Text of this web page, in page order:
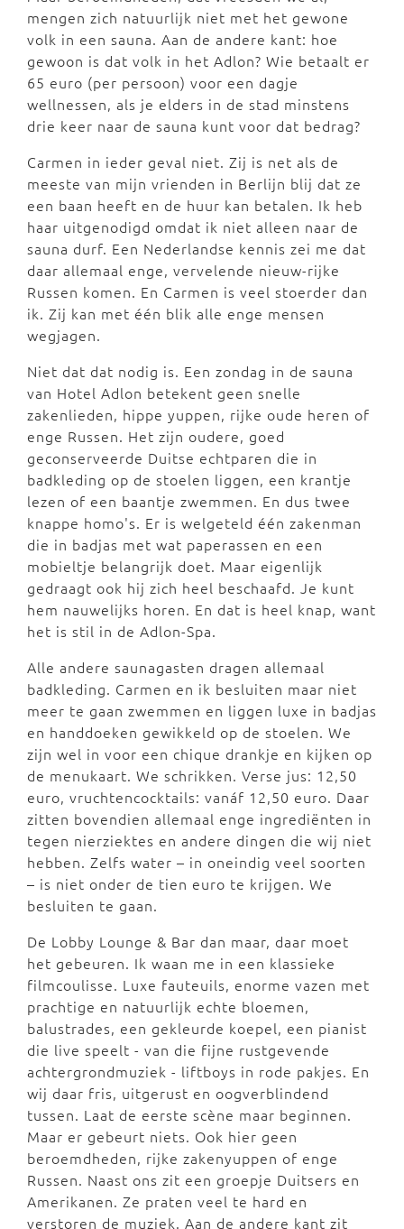
mengen zich natuurlijk niet met het gewone
volk in een sauna. Aan de andere kant: hoe
gewoon is dat volk in het Adlon? Wie betaalt er
65 euro (per persoon) voor een dagje
wellnessen, als je elders in de stad minstens
drie keer naar de sauna kunt voor dat bedrag?
Carmen in ieder geval niet. Zij is net als de
meeste van mijn vrienden in Berlijn blij dat ze
een baan heeft en de huur kan betalen. Ik heb
haar uitgenodigd omdat ik niet alleen naar de
sauna durf. Een Nederlandse kennis zei me dat
daar allemaal enge, vervelende nieuw-rijke
Russen komen. En Carmen is veel stoerder dan
ik. Zij kan met één blik alle enge mensen
wegjagen.
Niet dat dat nodig is. Een zondag in de sauna
van Hotel Adlon betekent geen snelle
zakenlieden, hippe yuppen, rijke oude heren of
enge Russen. Het zijn oudere, goed
geconserveerde Duitse echtparen die in
badkleding op de stoelen liggen, een krantje
lezen of een baantje zwemmen. En dus twee
knappe homo's. Er is welgeteld één zakenman
die in badjas met wat paperassen en een
mobieltje belangrijk doet. Maar eigenlijk
gedraagt ook hij zich heel beschaafd. Je kunt
hem nauwelijks horen. En dat is heel knap, want
het is stil in de Adlon-Spa.
Alle andere saunagasten dragen allemaal
badkleding. Carmen en ik besluiten maar niet
meer te gaan zwemmen en liggen luxe in badjas
en handdoeken gewikkeld op de stoelen. We
zijn wel in voor een chique drankje en kijken op
de menukaart. We schrikken. Verse jus: 12,50
euro, vruchtencocktails: vanáf 12,50 euro. Daar
zitten bovendien allemaal enge ingrediënten in
tegen nierziektes en andere dingen die wij niet
hebben. Zelfs water – in oneindig veel soorten
– is niet onder de tien euro te krijgen. We
besluiten te gaan.
De Lobby Lounge & Bar dan maar, daar moet
het gebeuren. Ik waan me in een klassieke
filmcoulisse. Luxe fauteuils, enorme vazen met
prachtige en natuurlijk echte bloemen,
balustrades, een gekleurde koepel, een pianist
die live speelt - van die fijne rustgevende
achtergrondmuziek - liftboys in rode pakjes. En
wij daar fris, uitgerust en oogverblindend
tussen. Laat de eerste scène maar beginnen.
Maar er gebeurt niets. Ook hier geen
beroemdheden, rijke zakenyuppen of enge
Russen. Naast ons zit een groepje Duitsers en
Amerikanen. Ze praten veel te hard en
verstoren de muziek. Aan de andere kant zit